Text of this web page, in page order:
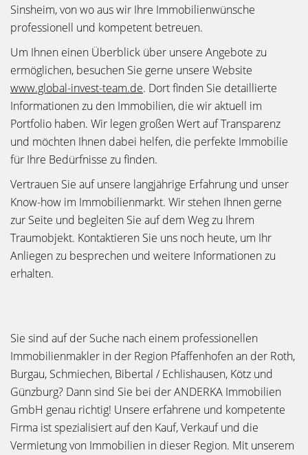
Sinsheim, von wo aus wir Ihre Immobilienwünsche
professionell und kompetent betreuen.
Um Ihnen einen Überblick über unsere Angebote zu
ermöglichen, besuchen Sie gerne unsere Website
www.global-invest-team.de. Dort finden Sie detaillierte
Informationen zu den Immobilien, die wir aktuell im
Portfolio haben. Wir legen großen Wert auf Transparenz
und möchten Ihnen dabei helfen, die perfekte Immobilie
für Ihre Bedürfnisse zu finden.
Vertrauen Sie auf unsere langjährige Erfahrung und unser
Know-how im Immobilienmarkt. Wir stehen Ihnen gerne
zur Seite und begleiten Sie auf dem Weg zu Ihrem
Traumobjekt. Kontaktieren Sie uns noch heute, um Ihr
Anliegen zu besprechen und weitere Informationen zu
erhalten.
Sie sind auf der Suche nach einem professionellen
Immobilienmakler in der Region Pfaffenhofen an der Roth,
Burgau, Schmiechen, Bibertal / Echlishausen, Kötz und
Günzburg? Dann sind Sie bei der ANDERKA Immobilien
GmbH genau richtig! Unsere erfahrene und kompetente
Firma ist spezialisiert auf den Kauf, Verkauf und die
Vermietung von Immobilien in dieser Region. Mit unserem